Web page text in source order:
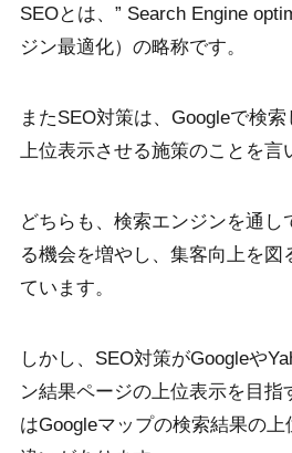
SEOとは、” Search Engine
ジン最適化）の略称です。
またSEO対策は、Googleで検
上位表示させる施策のことを言
どちらも、検索エンジンを通し
る機会を増やし、集客向上を図
ています。
しかし、SEO対策がGoogleや
ン結果ページの上位表示を目指
はGoogleマップの検索結果の上